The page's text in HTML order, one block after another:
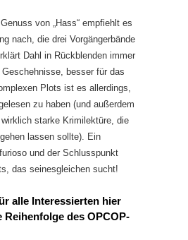
von „Hass“ empfiehlt es
nach, die drei Vorgängerbände
Dahl in Rückblenden immer
besser für das
Plots ist es allerdings,
zu haben (und außerdem
starke Krimilektüre, die
lassen sollte). Ein
und der Schlusspunkt
das seinesgleichen sucht!
alle Interessierten hier
Reihenfolge des OPCOP-